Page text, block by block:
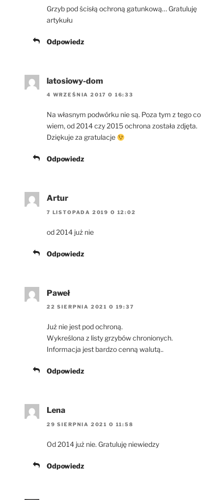
Grzyb pod ścisłą ochroną gatunkową… Gratuluję
artykułu
Odpowiedz
latosiowy-dom
4 WRZEŚNIA 2017 O 16:33
Na własnym podwórku nie są. Poza tym z tego co
wiem, od 2014 czy 2015 ochrona została zdjęta.
Dziękuje za gratulacje
Odpowiedz
Artur
7 LISTOPADA 2019 O 12:02
od 2014 już nie
Odpowiedz
Paweł
22 SIERPNIA 2021 O 19:37
Już nie jest pod ochroną.
Wykreślona z listy grzybów chronionych.
Informacja jest bardzo cenną walutą..
Odpowiedz
Lena
29 SIERPNIA 2021 O 11:58
Od 2014 już nie. Gratuluję niewiedzy
Odpowiedz